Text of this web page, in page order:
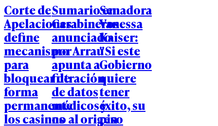
Corte de
Apelaciones
define
mecanismo
para
bloquear de
forma
permanente
los casinos
Sumario en
Carabineros
anunciado
por Arrau
apunta a
filtración
de datos
médicos y
no al origen
Senadora
Vanessa
Kaiser:
"Si este
Gobierno
quiere
tener
éxito, su
piso